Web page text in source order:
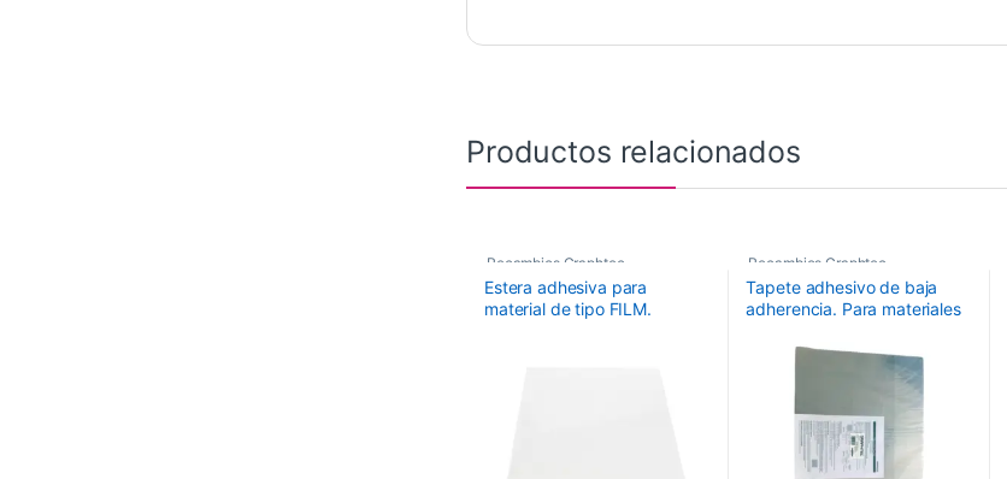
Productos relacionados
Recambios Graphtec
Estera adhesiva para
material de tipo FILM.
Recambios Graphtec
Tapete adhesivo de baja
adherencia. Para materiales
0,4 mm.) (Pack 2 uds.)